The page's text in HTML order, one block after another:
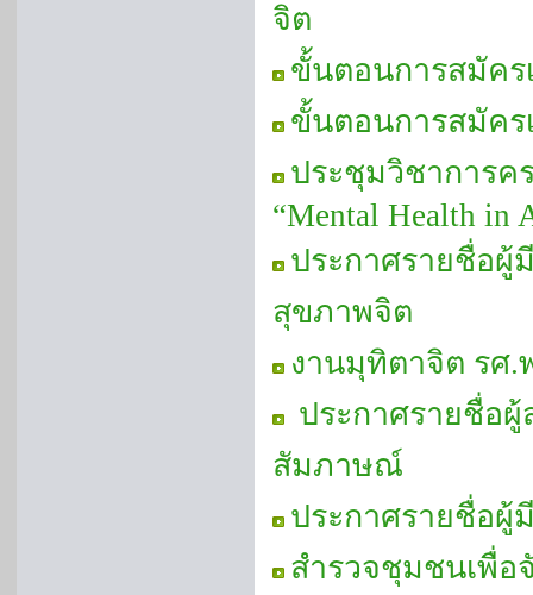
จิต
ขั้นตอนการสมัคร
ขั้นตอนการสมัคร
ประชุมวิชาการค
“Mental Health in
ประกาศรายชื่อผู้
สุขภาพจิต
งานมุทิตาจิต รศ
ประกาศรายชื่อ
สัมภาษณ์
ประกาศรายชื่อผู้
สำรวจชุมชนเพื่อ